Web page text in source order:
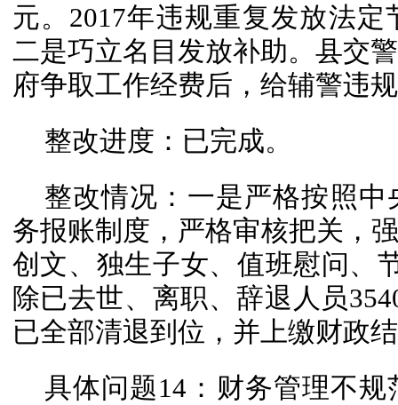
元。2017年违规重复发放法
二是巧立名目发放补助。县交
府争取工作经费后，给辅警违
整改进度：已完成。
整改情况：一是严格按照
务报账制度，严格审核把关，
创文、独生子女、值班慰问、
除已去世、离职、辞退人员
已全部清退到位，并上缴财政
具体问题14：财务管理不